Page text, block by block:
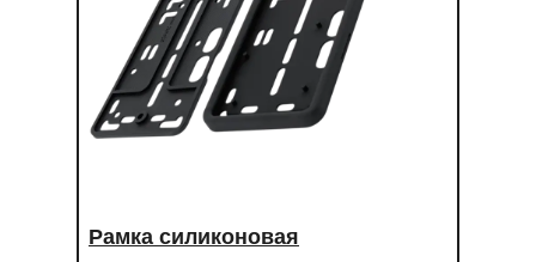
Рамка силиконовая